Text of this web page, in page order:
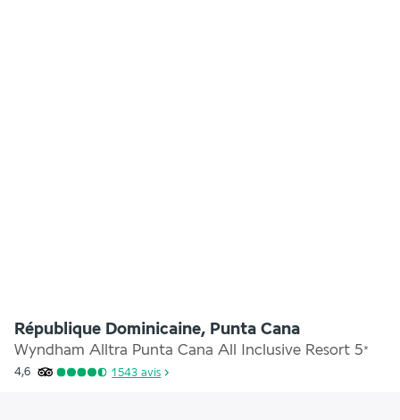
République Dominicaine, Punta Cana
Wyndham Alltra Punta Cana All Inclusive Resort 5*
4,6 1 543 avis